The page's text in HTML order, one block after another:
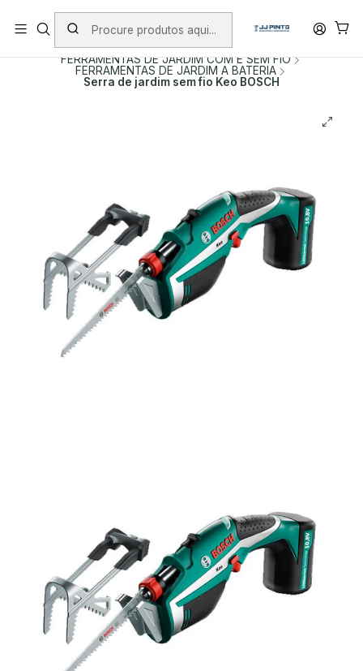
PORTES INCLUÍDOS EM ENCOMENDAS +75€ (excepto ilhas)
Início PRODUTOS
FERRAMENTAS COM FIO
FERRAMENTAS DE JARDIM COM E SEM FIO
FERRAMENTAS DE JARDIM A BATERIA
Serra de jardim sem fio Keo BOSCH